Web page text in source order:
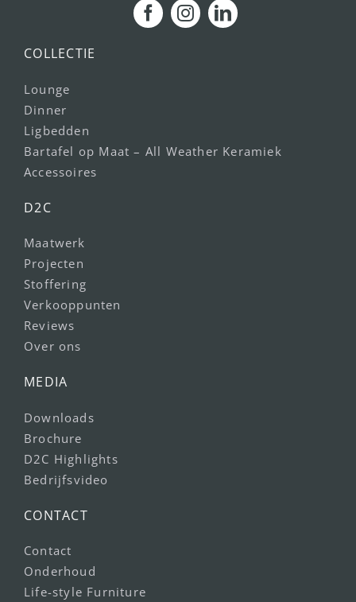
COLLECTIE
Lounge
Dinner
Ligbedden
Bartafel op Maat – All Weather Keramiek
Accessoires
D2C
Maatwerk
Projecten
Stoffering
Verkooppunten
Reviews
Over ons
MEDIA
Downloads
Brochure
D2C Highlights
Bedrijfsvideo
CONTACT
Contact
Onderhoud
Life-style Furniture